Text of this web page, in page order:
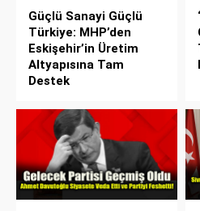
Güçlü Sanayi Güçlü
Türkiye: MHP’den
Eskişehir’in Üretim
Altyapısına Tam
Destek